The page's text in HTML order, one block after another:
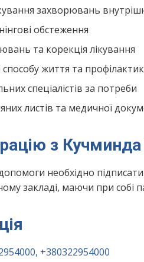
захворювань
обстеження
та корекція лікування
життя та
спеціалістів за потреби
листів та медичної
з Кучминда
необхідно
закладі, маючи при собі
+380322954000